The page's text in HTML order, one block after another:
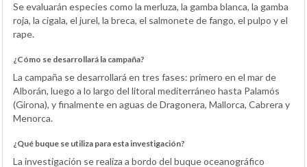
Se evaluarán especies como la merluza, la gamba blanca, la gamba
roja, la cigala, el jurel, la breca, el salmonete de fango, el pulpo y el
rape.
¿Cómo se desarrollará la campaña?
La campaña se desarrollará en tres fases: primero en el mar de
Alborán, luego a lo largo del litoral mediterráneo hasta Palamós
(Girona), y finalmente en aguas de Dragonera, Mallorca, Cabrera y
Menorca.
¿Qué buque se utiliza para esta investigación?
La investigación se realiza a bordo del buque oceanográfico